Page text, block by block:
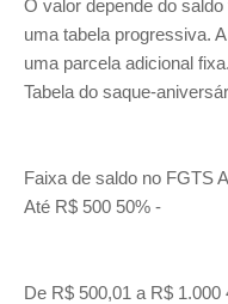
O valor depende do
uma tabela progressiva.
uma parcela adicional fixa.
Tabela do saque-
Faixa de saldo no FGTS
Até R$ 500 50% -
De R$ 500,01 a R$ 1.000